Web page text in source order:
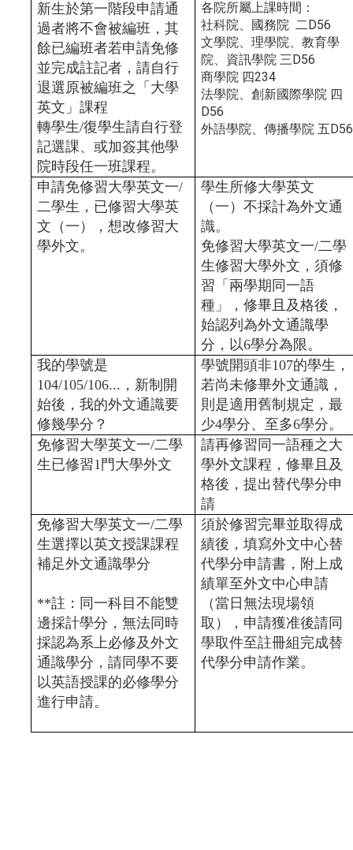
新生於第一階段申請通
過者將不會被編班，其
餘已編班者若申請免修
並完成註記者，請自行
退選原被編班之「大學
英文」課程
轉學生/復學生請自行登
記選課、或加簽其他學
院時段任一班課程。
各院所屬上課時間：
社科院、國務院 二D56
文學院、理學院、教育學
院、資訊學院 三D56
商學院 四234
法學院、創新國際學院 四
D56
外語學院、傳播學院 五D56
申請免修習大學英文一/
二學生， 已修習大學英
文（一），想改修習大
學外文。
學生所修大學英文
（一）不採計為外文通
識。
免修習大學英文一/二學
生修習大學外文，須修
習「兩學期同一語
種」，修畢且及格後，
始認列為外文通識學
分，以6學分為限。
我的學號是
104/105/106...，新制開
始後，我的外文通識要
修幾學分？
學號開頭非107的學生，
若尚未修畢外文通識，
則是適用舊制規定，最
少4學分、至多6學分。
免修習大學英文一/二學
生已修習1門大學外文
請再修習同一語種之大
學外文課程，修畢且及
格後，提出替代學分申
請
免修習大學英文一/二學
生選擇以英文授課課程
補足外文通識學分
**註：同一科目不能雙
邊採計學分，無法同時
採認為系上必修及外文
通識學分，請同學不要
以英語授課的必修學分
進行申請。
須於修習完畢並取得成
績後，填寫外文中心替
代學分申請書，附上成
績單至外文中心申請
（當日無法現場領
取），申請獲准後請同
學取件至註冊組完成替
代學分申請作業。